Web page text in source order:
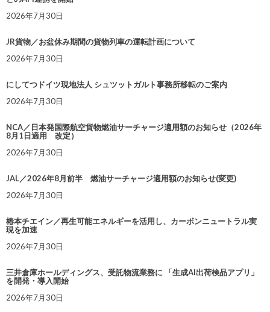
2026年7月30日
JR貨物／お盆休み期間の貨物列車の運転計画について
2026年7月30日
にしてつドイツ現地法人 シュツットガルト事務所移転のご案内
2026年7月30日
NCA／日本発国際航空貨物燃油サーチャージ適用額のお知らせ（2026年
8月1日適用 改定）
2026年7月30日
JAL／2026年8月前半 燃油サーチャージ適用額のお知らせ(変更)
2026年7月30日
椿本チエイン／再生可能エネルギーを活用し、カーボンニュートラル実
現を加速
2026年7月30日
三井倉庫ホールディングス、受託物流業務に 「生成AI出荷検品アプリ」
を開発・導入開始
2026年7月30日